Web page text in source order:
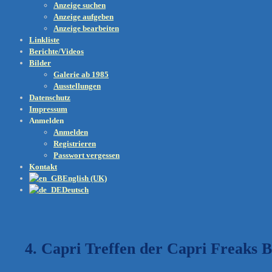
Anzeige suchen
Anzeige aufgeben
Anzeige bearbeiten
Linkliste
Berichte/Videos
Bilder
Galerie ab 1985
Ausstellungen
Datenschutz
Impressum
Anmelden
Anmelden
Registrieren
Passwort vergessen
Kontakt
English (UK)
Deutsch
4. Capri Treffen der Capri Freaks